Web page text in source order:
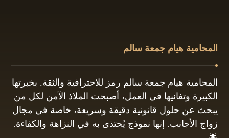
المحامية هيام جمعة سالم
المحامية هيام جمعة سالم رمز للاحترافية والثقة. بخبرتها
الكبيرة وتفانيها في العمل، أصبحت الملاذ الآمن لكل من
يبحث عن حلول قانونية دقيقة وسريعة، خاصة في مجال
زواج الأجانب. إنها نموذج يُحتذى به في النزاهة والكفاءة.